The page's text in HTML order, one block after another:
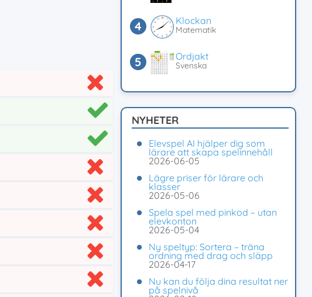
Klockan
Matematik
Ordjakt
Svenska
NYHETER
Elevspel AI hjälper dig som
lärare att skapa spelinnehåll
2026-06-05
Lägre priser för lärare och
klasser
2026-05-06
Spela spel med pinkod – utan
elevkonton
2026-05-04
Ny speltyp: Sortera – träna
ordning med drag och släpp
2026-04-17
Nu kan du följa dina resultat ner
på spelnivå